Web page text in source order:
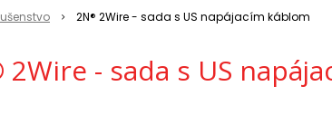
2N® 2Wire - sada s US napájacím káblom
- sada s US